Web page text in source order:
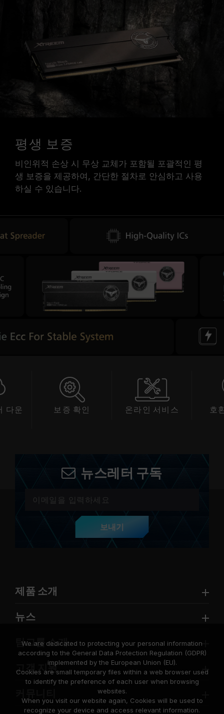
평생 보증
비인위적 손상 시 무상 교체가 포함될 포괄적인 평
생 보증을 제공하여, 간단한 절차로 안심하고 사용
하실 수 있습니다.
다운
보증 확인 온라인 서비스 호
뉴스레터 구독
보내기
제품 소개
뉴스
팀그룹 소개
고객 지원
We are dedicated to protecting your personal information
according to the General Data Protection Regulation (GDPR)
implemented by the European Union (EU).
Cookies are small temporary files within a web browser used
to identify the preference of each user when browsing
websites.
When you visit our website again, Cookies will be used to
recognize your device and access relevant information.